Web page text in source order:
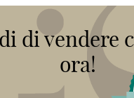
di vendere
ora!